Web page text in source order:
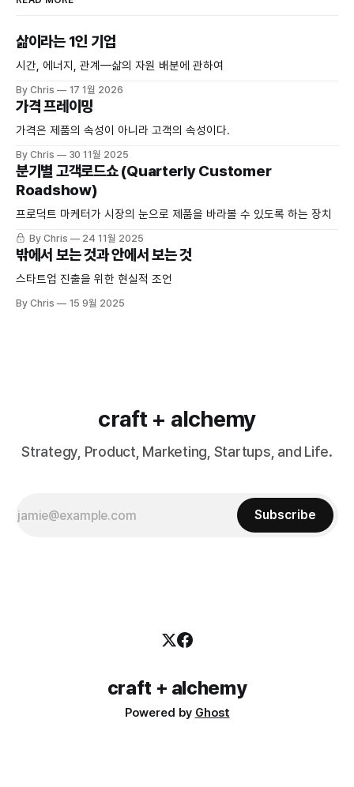
삶이라는 1인 기업
시간, 에너지, 관계—삶의 자원 배분에 관하여
By Chris 17 1월 2026
가격 프레이밍
가격은 제품의 속성이 아니라 고객의 속성이다.
By Chris 30 11월 2025
분기별 고객로드쇼 (Quarterly Customer
Roadshow)
프로덕트 마케터가 시장의 눈으로 제품을 바라볼 수 있도록 하는 장치
By Chris 24 11월 2025
밖에서 보는 것과 안에서 보는 것
스타트업 진출을 위한 현실적 조언
By Chris 15 9월 2025
craft + alchemy
Strategy, Product, Marketing, Startups, and Life.
Subscribe
craft + alchemy
Powered by Ghost